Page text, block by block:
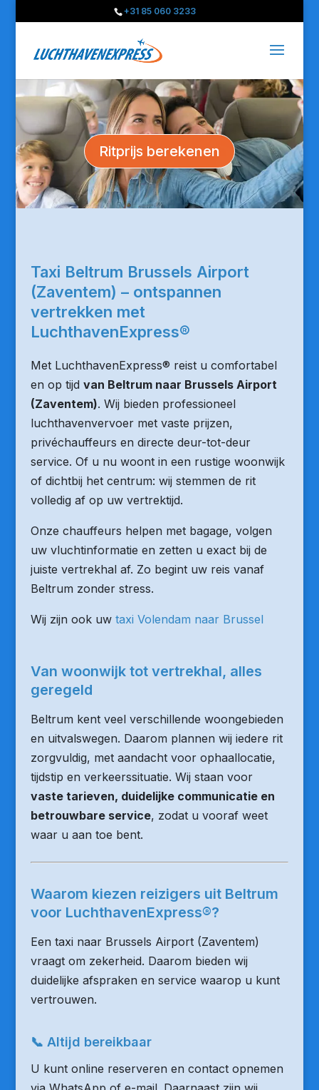
+31 85 060 3233
Ritprijs berekenen
Taxi Beltrum Brussels Airport
(Zaventem) – ontspannen
vertrekken met
LuchthavenExpress®
Met LuchthavenExpress® reist u comfortabel
en op tijd van Beltrum naar Brussels Airport
(Zaventem). Wij bieden professioneel
luchthavenvervoer met vaste prijzen,
privéchauffeurs en directe deur-tot-deur
service. Of u nu woont in een rustige woonwijk
of dichtbij het centrum: wij stemmen de rit
volledig af op uw vertrektijd.
Onze chauffeurs helpen met bagage, volgen
uw vluchtinformatie en zetten u exact bij de
juiste vertrekhal af. Zo begint uw reis vanaf
Beltrum zonder stress.
Wij zijn ook uw taxi Volendam naar Brussel
Van woonwijk tot vertrekhal, alles
geregeld
Beltrum kent veel verschillende woongebieden
en uitvalswegen. Daarom plannen wij iedere rit
zorgvuldig, met aandacht voor ophaallocatie,
tijdstip en verkeerssituatie. Wij staan voor
vaste tarieven, duidelijke communicatie en
betrouwbare service, zodat u vooraf weet
waar u aan toe bent.
Waarom kiezen reizigers uit Beltrum
voor LuchthavenExpress®?
Een taxi naar Brussels Airport (Zaventem)
vraagt om zekerheid. Daarom bieden wij
duidelijke afspraken en service waarop u kunt
vertrouwen.
📞 Altijd bereikbaar
U kunt online reserveren en contact opnemen